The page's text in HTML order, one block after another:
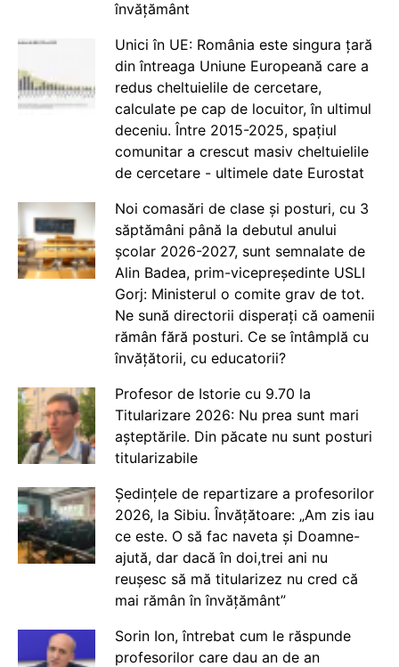
învățământ
Unici în UE: România este singura țară
din întreaga Uniune Europeană care a
redus cheltuielile de cercetare,
calculate pe cap de locuitor, în ultimul
deceniu. Între 2015-2025, spațiul
comunitar a crescut masiv cheltuielile
de cercetare - ultimele date Eurostat
Noi comasări de clase și posturi, cu 3
săptămâni până la debutul anului
școlar 2026-2027, sunt semnalate de
Alin Badea, prim-vicepreședinte USLI
Gorj: Ministerul o comite grav de tot.
Ne sună directorii disperați că oamenii
rămân fără posturi. Ce se întâmplă cu
învățătorii, cu educatorii?
Profesor de Istorie cu 9.70 la
Titularizare 2026: Nu prea sunt mari
așteptările. Din păcate nu sunt posturi
titularizabile
Ședințele de repartizare a profesorilor
2026, la Sibiu. Învățătoare: „Am zis iau
ce este. O să fac naveta și Doamne-
ajută, dar dacă în doi,trei ani nu
reușesc să mă titularizez nu cred că
mai rămân în învățământ”
Sorin Ion, întrebat cum le răspunde
profesorilor care dau an de an